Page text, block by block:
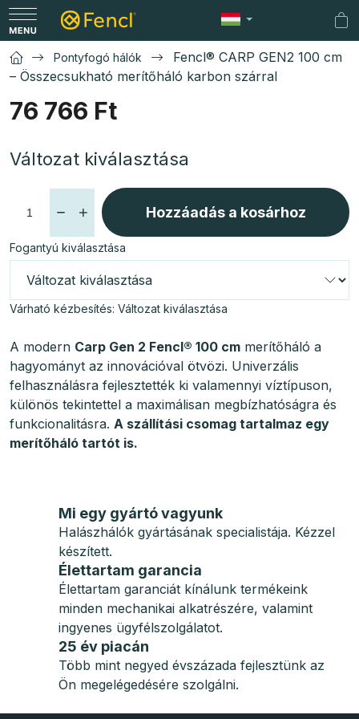
Ugrás
tartalomhoz
Pontyfogó hálók
Fencl® CARP GEN2 100 cm
– Összecsukható merítőháló karbon szárral
76 766 Ft
Változat kiválasztása
Fogantyú kiválasztása
Várható kézbesítés: Változat kiválasztása
Hozzáadás a kosárhoz
A modern Carp Gen 2 Fencl® 100 cm merítőháló a
hagyományt az innovációval ötvözi. Univerzális
felhasználásra fejlesztették ki valamennyi víztípuson,
különös tekintettel a maximálisan megbízhatóságra és
funkcionalitásra. A szállítási csomag tartalmaz egy
merítőháló tartót is.
Mi egy gyártó vagyunk
Halászhálók gyártásának specialistája. Kézzel
készített.
Élettartam garancia
Élettartam garanciát kínálunk termékeink
minden mechanikai alkatrészére, valamint
ingyenes ügyfélszolgálatot.
25 év piacán
Több mint negyed évszázada fejlesztünk az
Ön megelégedésére szolgálni.